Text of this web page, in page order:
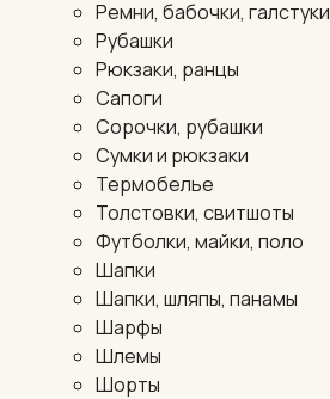
Ремни, бабочки, галстуки
Рубашки
Рюкзаки, ранцы
Сапоги
Сорочки, рубашки
Сумки и рюкзаки
Термобелье
Толстовки, свитшоты
Футболки, майки, поло
Шапки
Шапки, шляпы, панамы
Шарфы
Шлемы
Шорты